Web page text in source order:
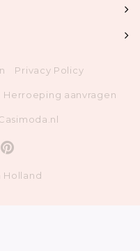
Privacy Policy
Herroeping aanvragen
Holland